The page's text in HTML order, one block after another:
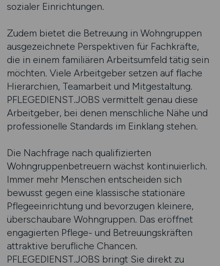
sozialer Einrichtungen.
Zudem bietet die Betreuung in Wohngruppen
ausgezeichnete Perspektiven für Fachkräfte,
die in einem familiären Arbeitsumfeld tätig sein
möchten. Viele Arbeitgeber setzen auf flache
Hierarchien, Teamarbeit und Mitgestaltung.
PFLEGEDIENST.JOBS vermittelt genau diese
Arbeitgeber, bei denen menschliche Nähe und
professionelle Standards im Einklang stehen.
Die Nachfrage nach qualifizierten
Wohngruppenbetreuern wächst kontinuierlich.
Immer mehr Menschen entscheiden sich
bewusst gegen eine klassische stationäre
Pflegeeinrichtung und bevorzugen kleinere,
überschaubare Wohngruppen. Das eröffnet
engagierten Pflege- und Betreuungskräften
attraktive berufliche Chancen.
PFLEGEDIENST.JOBS bringt Sie direkt zu